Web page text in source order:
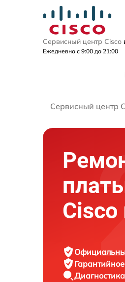
Сервисный центр Cisco
Ежедневно с 9:00 до 21:00
Сервисный центр